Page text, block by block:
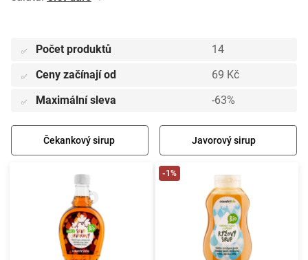
✅ Počet produktů 14
✅ Ceny začínají od 69 Kč
✅ Maximální sleva -63%
Čekankový sirup Javorový sirup
-1%